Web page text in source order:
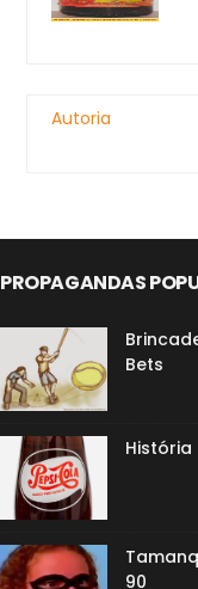
Autoria
PROPAGANDAS
Bets
História
90